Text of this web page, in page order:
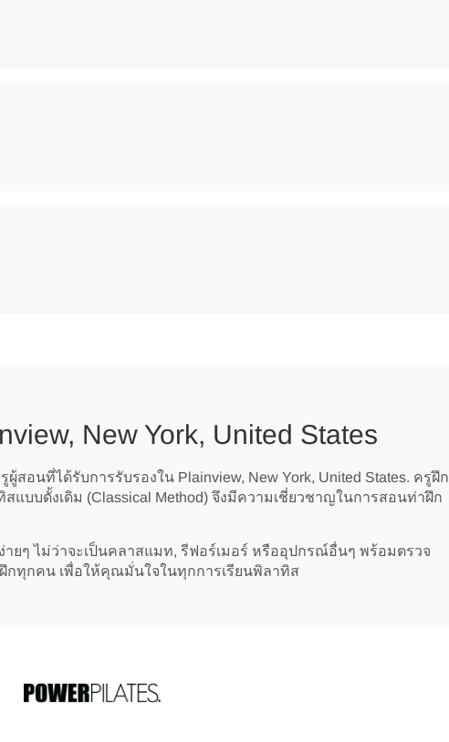
New York, United States
สอนที่ได้รับการรับรองใน Plainview, New York, United States. ครูฝึก
แบบดั้งเดิม (Classical Method) จึงมีความเชี่ยวชาญในการสอนท่าฝึก
ๆ ไม่ว่าจะเป็นคลาสแมท, รีฟอร์เมอร์ หรืออุปกรณ์อื่นๆ พร้อมตรวจ
กทุกคน เพื่อให้คุณมั่นใจในทุกการเรียนพิลาทิส